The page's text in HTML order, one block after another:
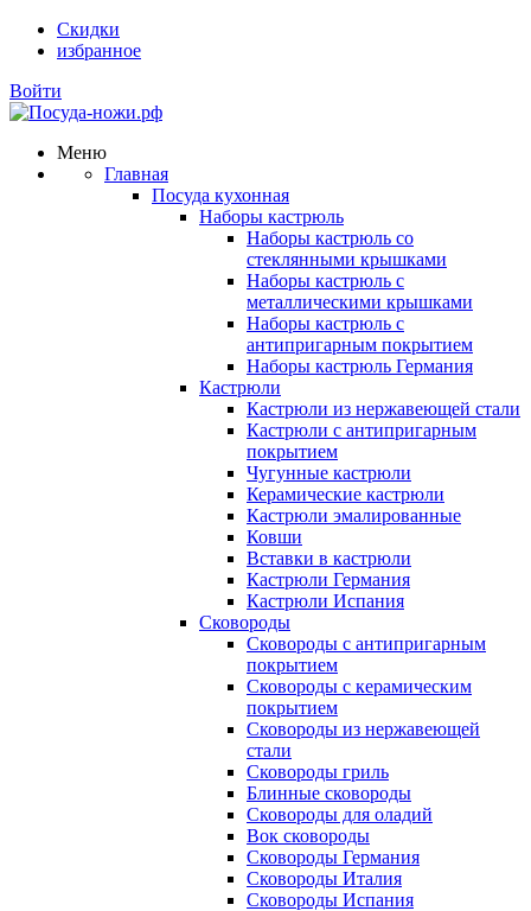
Скидки
избранное
Войти
Меню
Главная
Посуда кухонная
Наборы кастрюль
Наборы кастрюль со
стеклянными крышками
Наборы кастрюль с
металлическими крышками
Наборы кастрюль с
антипригарным покрытием
Наборы кастрюль Германия
Кастрюли
Кастрюли из нержавеющей стали
Кастрюли с антипригарным
покрытием
Чугунные кастрюли
Керамические кастрюли
Кастрюли эмалированные
Ковши
Вставки в кастрюли
Кастрюли Германия
Кастрюли Испания
Сковороды
Сковороды с антипригарным
покрытием
Сковороды с керамическим
покрытием
Сковороды из нержавеющей
стали
Сковороды гриль
Блинные сковороды
Сковороды для оладий
Вок сковороды
Сковороды Германия
Сковороды Италия
Сковороды Испания